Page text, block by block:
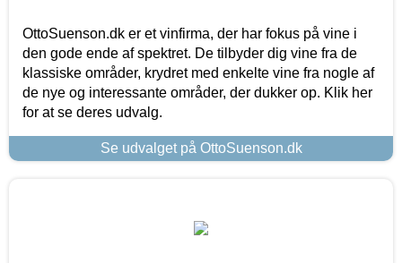
OttoSuenson.dk er et vinfirma, der har fokus på vine i
den gode ende af spektret. De tilbyder dig vine fra de
klassiske områder, krydret med enkelte vine fra nogle af
de nye og interessante områder, der dukker op. Klik her
for at se deres udvalg.
Se udvalget på OttoSuenson.dk